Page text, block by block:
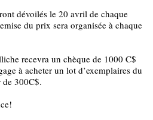
dévoilés le 20 avril de chaque
du prix sera organisée à chaque
recevra un chèque de 1000 C$
à acheter un lot d’exemplaires du
de 300C$.